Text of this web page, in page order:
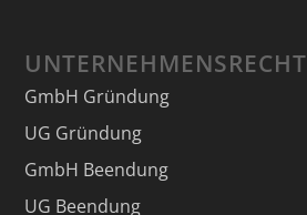
UNTERNEHMENSRECHT
GmbH Gründung
UG Gründung
GmbH Beendung
UG Beendung